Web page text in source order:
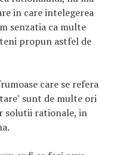
in care intelegerea
senzatia ca multe
propun astfel de
care se refera
sunt de multe ori
solutii rationale, in